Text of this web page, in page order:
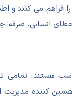
می کنند و
انسانی،
هستند. تمامی
کننده مدیریت